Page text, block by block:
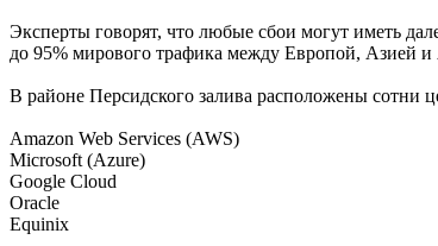
Эксперты говорят, что любые сбои могут иметь
до 95% мирового трафика между Европой, Азией
В районе Персидского залива расположены
Amazon Web Services (AWS)
Microsoft (Azure)
Google Cloud
Oracle
Equinix